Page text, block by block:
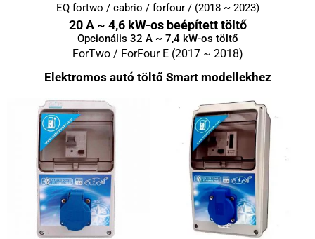
EQ fortwo / cabrio / forfour / (2018 ~ 2023)
20 A ~ 4,6 kW-os beépített töltő
Opcionális 32 A ~ 7,4 kW-os töltő
ForTwo / ForFour E (2017 ~ 2018)
Elektromos autó töltő Smart modellekhez